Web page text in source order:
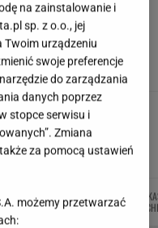
mojego byłego na
Tak wciągają
autem z paliwem, które
Frytura i olej roślinny
JAKUB
BALCERSKI
AGNIESZKA
NIEDZIAŁEK
na zainstalowanie i
sp. z o.o., jej
Twoim urządzeniu
swoje preferencje
do zarządzania
danych poprzez
stopce serwisu i
Zmiana
za pomocą ustawień
możemy przetwarzać